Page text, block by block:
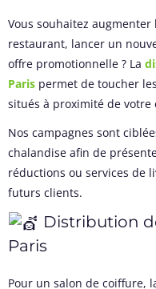
Vous souhaitez
restaurant, lancer un
offre promotionnelle ? La
Paris permet de toucher
situés à proximité de votre
Nos campagnes sont
chalandise afin de
réductions ou services de
futurs clients.
Distribution
Paris
Pour un salon de coiffure,